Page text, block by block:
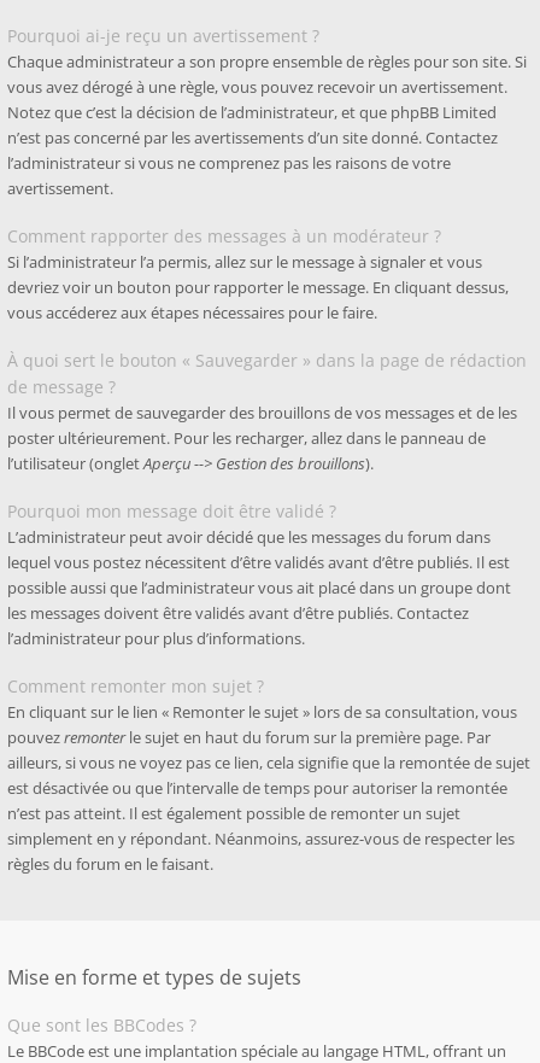
Pourquoi ai-je reçu un avertissement ?
Chaque administrateur a son propre ensemble de règles pour son site. Si
vous avez dérogé à une règle, vous pouvez recevoir un avertissement.
Notez que c’est la décision de l’administrateur, et que phpBB Limited
n’est pas concerné par les avertissements d’un site donné. Contactez
l’administrateur si vous ne comprenez pas les raisons de votre
avertissement.
Comment rapporter des messages à un modérateur ?
Si l’administrateur l’a permis, allez sur le message à signaler et vous
devriez voir un bouton pour rapporter le message. En cliquant dessus,
vous accéderez aux étapes nécessaires pour le faire.
À quoi sert le bouton « Sauvegarder » dans la page de rédaction
de message ?
Il vous permet de sauvegarder des brouillons de vos messages et de les
poster ultérieurement. Pour les recharger, allez dans le panneau de
l’utilisateur (ongletAperçu --> Gestion des brouillons).
Pourquoi mon message doit être validé ?
L’administrateur peut avoir décidé que les messages du forum dans
lequel vous postez nécessitent d’être validés avant d’être publiés. Il est
possible aussi que l’administrateur vous ait placé dans un groupe dont
les messages doivent être validés avant d’être publiés. Contactez
l’administrateur pour plus d’informations.
Comment remonter mon sujet ?
En cliquant sur le lien « Remonter le sujet » lors de sa consultation, vous
pouvezremonterle sujet en haut du forum sur la première page. Par
ailleurs, si vous ne voyez pas ce lien, cela signifie que la remontée de sujet
est désactivée ou que l’intervalle de temps pour autoriser la remontée
n’est pas atteint. Il est également possible de remonter un sujet
simplement en y répondant. Néanmoins, assurez-vous de respecter les
règles du forum en le faisant.
Mise en forme et types de sujets
Que sont les BBCodes ?
Le BBCode est une implantation spéciale au langage HTML, offrant un